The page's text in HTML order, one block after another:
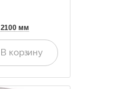
2100 мм
В корзину